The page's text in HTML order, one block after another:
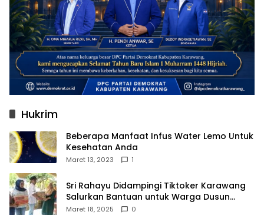
Hukrim
Beberapa Manfaat Infus Water Lemo Untuk
Kesehatan Anda
Maret 13, 2023 1
Sri Rahayu Didampingi Tiktoker Karawang
Salurkan Bantuan untuk Warga Dusun
Kampek Desa Karangligar
Maret 18, 2025 0